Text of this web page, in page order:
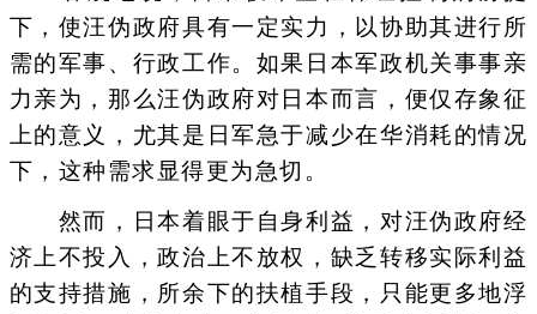
下，使汪伪政府具有一定实力，以协助其进行所
需的军事、行政工作。如果日本军政机关事事亲
力亲为，那么汪伪政府对日本而言，便仅存象征
上的意义，尤其是日军急于减少在华消耗的情况
下，这种需求显得更为急切。
然而，日本着眼于自身利益，对汪伪政府经
济上不投入，政治上不放权，缺乏转移实际利益
的支持措施，所余下的扶植手段，只能更多地浮